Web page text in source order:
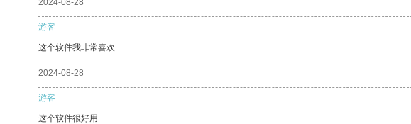
2024-08-28
游客
这个软件我非常喜欢
2024-08-28
游客
这个软件很好用